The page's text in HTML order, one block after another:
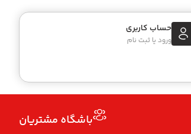
حساب کاربری
ورود یا ثبت نام
باشگاه مشتریان